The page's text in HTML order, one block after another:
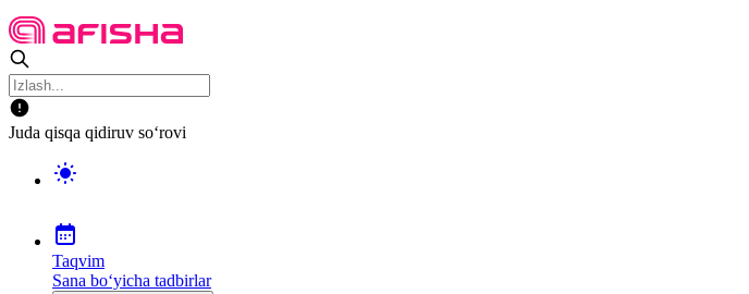
Juda qisqa qidiruv so‘rovi
Taqvim
Sana bo‘yicha tadbirlar